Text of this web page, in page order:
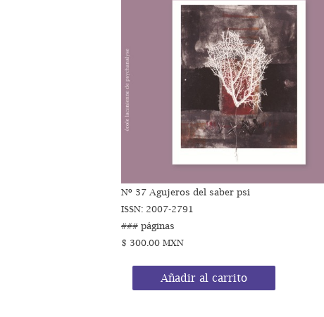
Nº 37 Agujeros del saber psi
ISSN: 2007-2791
### páginas
$ 300.00 MXN
Añadir al carrito